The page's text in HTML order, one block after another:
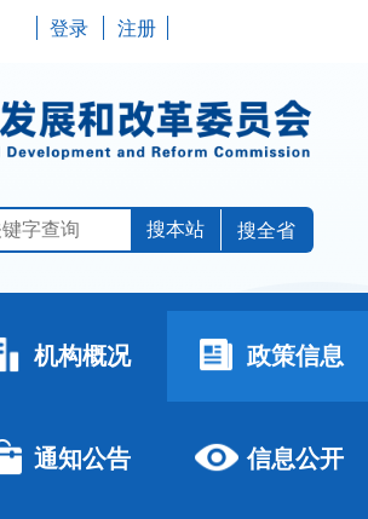
登录 注册
搜全省
机构概况 政策信息
通知公告 信息公开